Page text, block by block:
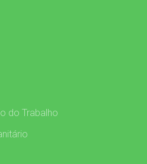
do Trabalho